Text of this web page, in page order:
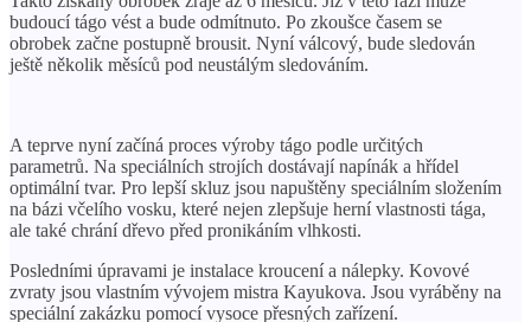
budoucí tágo vést a bude odmítnuto. Po zkoušce časem se
obrobek začne postupně brousit. Nyní válcový, bude sledován
ještě několik měsíců pod neustálým sledováním.
A teprve nyní začíná proces výroby tágo podle určitých
parametrů. Na speciálních strojích dostávají napínák a hřídel
optimální tvar. Pro lepší skluz jsou napuštěny speciálním složením
na bázi včelího vosku, které nejen zlepšuje herní vlastnosti tága,
ale také chrání dřevo před pronikáním vlhkosti.
Posledními úpravami je instalace kroucení a nálepky. Kovové
zvraty jsou vlastním vývojem mistra Kayukova. Jsou vyráběny na
speciální zakázku pomocí vysoce přesných zařízení.